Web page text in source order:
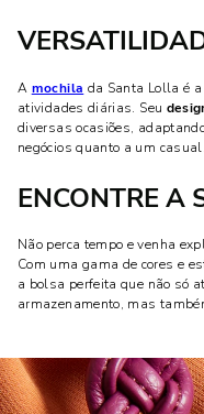
A mochila da Santa Lolla é
atividades diárias. Seu
diversas ocasiões,
negócios quanto a um casual.
ENCONTRE A
Não perca tempo e venha
Com uma gama de cores e
a bolsa perfeita que não só
armazenamento, mas